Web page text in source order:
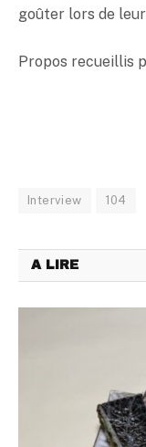
goûter lors de
Propos recueillis
Interview 104
A LIRE